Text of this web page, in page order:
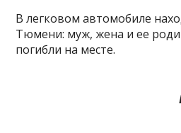
В легковом автомобиле
Тюмени: муж, жена и ее
погибли на месте.